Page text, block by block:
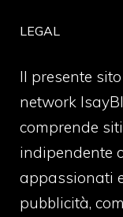
LEGAL
Il presente
network
comprende
indipendente
appassionati
pubblicità,